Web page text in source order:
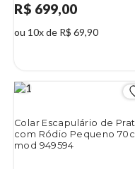
R$ 699,00
ou 10x de R$ 69,90
Colar Escapulário de
com Ródio Pequeno
mod 949594